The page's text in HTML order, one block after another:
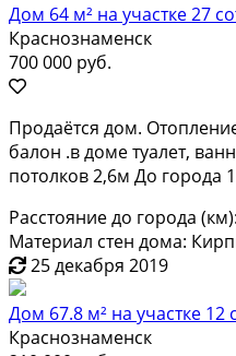
Дом 64 м² на участке 27
Краснознаменск
700 000 руб.
Продаётся дом.
балон .в доме туалет,
потолков 2,6м До города
Расстояние до города
Материал стен дома:
25 декабря 2019
Дом 67.8 м² на участке 12
Краснознаменск